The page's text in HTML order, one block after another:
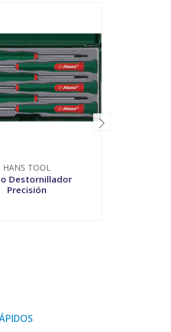
HANS TOOL
Destornillador
Precisión